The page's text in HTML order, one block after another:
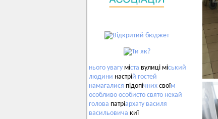
нього увагу міста вулиці міський
людини настрій гостей
намагалися підопічних своїм
особливо особисто свято нехай
голова патріархату василя
васильовича киї